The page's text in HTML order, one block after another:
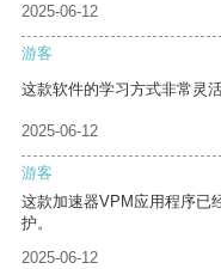
2025-06-12
游客
这款软件的学习方式非常灵
2025-06-12
游客
这款加速器VPM应用程序已
护。
2025-06-12